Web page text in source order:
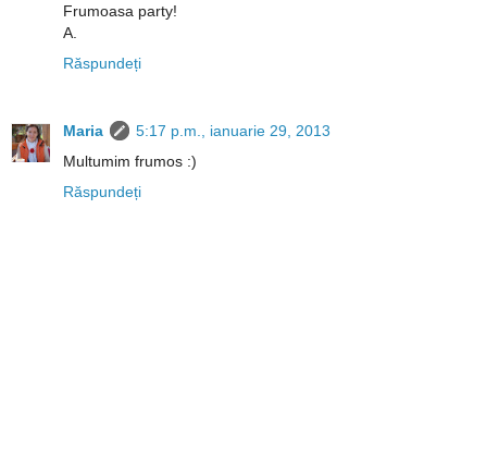
Frumoasa party!
A.
Răspundeți
Maria
5:17 p.m., ianuarie 29, 2013
Multumim frumos :)
Răspundeți